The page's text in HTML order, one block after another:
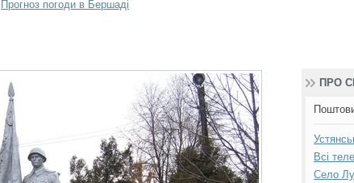
Прогноз погоди в Бершаді
ПРО
Всі
Село